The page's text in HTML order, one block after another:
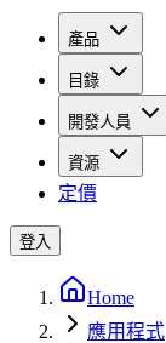
產品
目錄
開發人員
資源
定價
登入
Home
應用程式